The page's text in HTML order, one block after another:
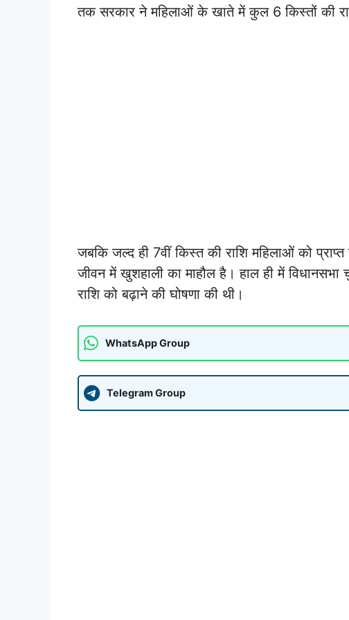
तक सरकार ने महिलाओं के खाते में कुल 6 किस्तों की
जबकि जल्द ही 7वीं किस्त की राशि महिलाओं को
जीवन में खुशहाली का माहौल है। हाल ही में
राशि को बढ़ाने की घोषणा की थी।
WhatsApp Group
Telegram Group